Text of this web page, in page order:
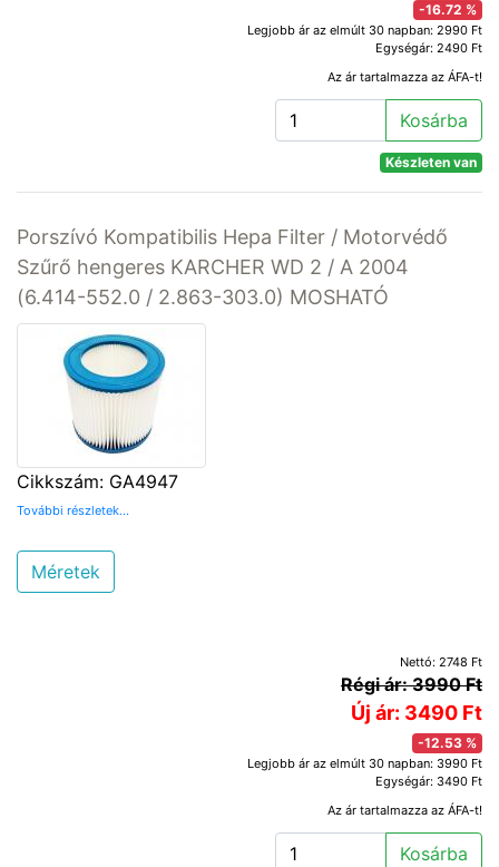
-16.72 %
Legjobb ár az elmúlt 30 napban: 2990 Ft
Egységár: 2490 Ft
Az ár tartalmazza az ÁFA-t!
Kosárba
Készleten van
Porszívó Kompatibilis Hepa Filter / Motorvédő
Szűrő hengeres KARCHER WD 2 / A 2004
(6.414-552.0 / 2.863-303.0) MOSHATÓ
Cikkszám: GA4947
További részletek...
Méretek
Nettó: 2748 Ft
Régi ár: 3990 Ft
Új ár: 3490 Ft
-12.53 %
Legjobb ár az elmúlt 30 napban: 3990 Ft
Egységár: 3490 Ft
Az ár tartalmazza az ÁFA-t!
Kosárba